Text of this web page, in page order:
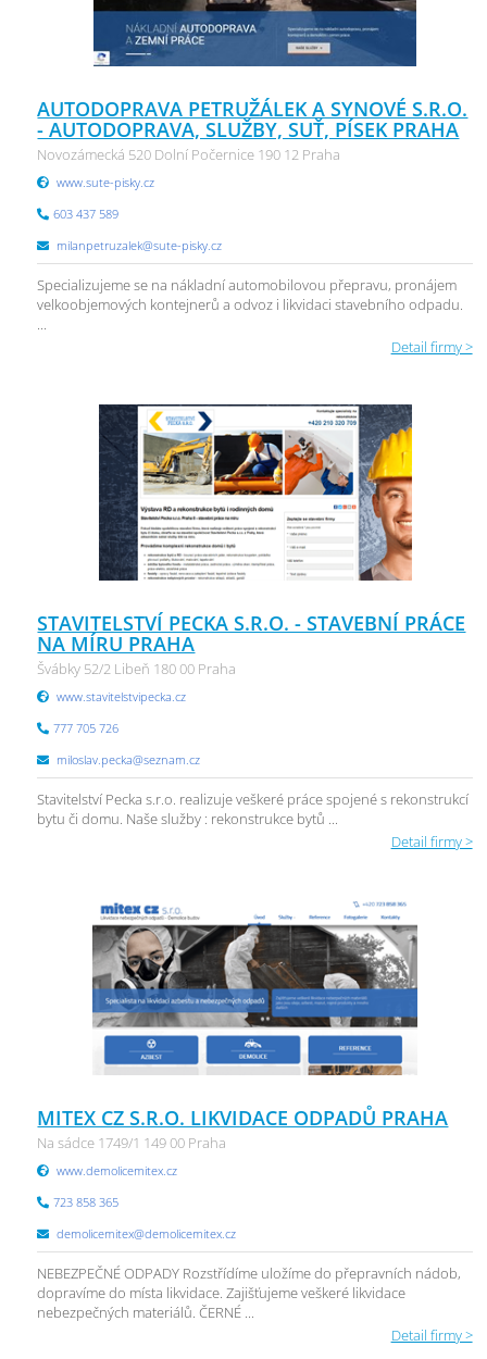
AUTODOPRAVA PETRUŽÁLEK A SYNOVÉ S.R.O.
- AUTODOPRAVA, SLUŽBY, SUŤ, PÍSEK PRAHA
Novozámecká 520 Dolní Počernice 190 12 Praha
www.sute-pisky.cz
603 437 589
milanpetruzalek@sute-pisky.cz
Specializujeme se na nákladní automobilovou přepravu, pronájem
velkoobjemových kontejnerů a odvoz i likvidaci stavebního odpadu.
...
Detail firmy >
STAVITELSTVÍ PECKA S.R.O. - STAVEBNÍ PRÁCE
NA MÍRU PRAHA
Švábky 52/2 Libeň 180 00 Praha
www.stavitelstvipecka.cz
777 705 726
miloslav.pecka@seznam.cz
Stavitelství Pecka s.r.o. realizuje veškeré práce spojené s rekonstrukcí
bytu či domu. Naše služby : rekonstrukce bytů ...
Detail firmy >
MITEX CZ S.R.O. LIKVIDACE ODPADŮ PRAHA
Na sádce 1749/1 149 00 Praha
www.demolicemitex.cz
723 858 365
demolicemitex@demolicemitex.cz
NEBEZPEČNÉ ODPADY Rozstřídíme uložíme do přepravních nádob,
dopravíme do místa likvidace. Zajišťujeme veškeré likvidace
nebezpečných materiálů. ČERNÉ ...
Detail firmy >